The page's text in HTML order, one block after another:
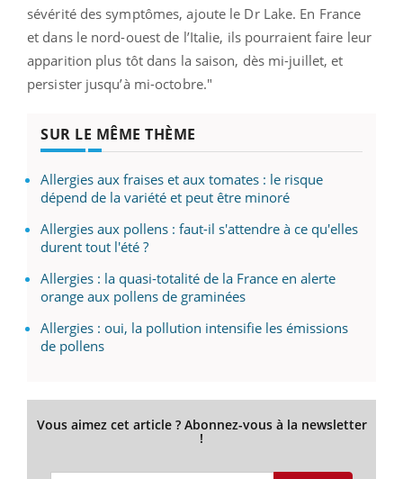
sévérité des symptômes, ajoute le Dr Lake. En France
et dans le nord-ouest de l’Italie, ils pourraient faire leur
apparition plus tôt dans la saison, dès mi-juillet, et
persister jusqu’à mi-octobre."
SUR LE MÊME THÈME
Allergies aux fraises et aux tomates : le risque
dépend de la variété et peut être minoré
Allergies aux pollens : faut-il s'attendre à ce qu'elles
durent tout l'été ?
Allergies : la quasi-totalité de la France en alerte
orange aux pollens de graminées
Allergies : oui, la pollution intensifie les émissions
de pollens
Vous aimez cet article ? Abonnez-vous à la newsletter
!